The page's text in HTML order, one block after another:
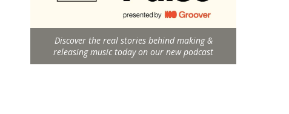
Discover the real stories behind making &
releasing music today on our new podcast